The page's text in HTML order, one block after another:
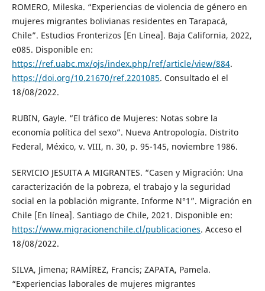
ROMERO, Mileska. “Experiencias de violencia de género en
mujeres migrantes bolivianas residentes en Tarapacá,
Chile”. Estudios Fronterizos [En Línea]. Baja California, 2022,
e085. Disponible en:
https://ref.uabc.mx/ojs/index.php/ref/article/view/884.
https://doi.org/10.21670/ref.2201085. Consultado el el
18/08/2022.
RUBIN, Gayle. “El tráfico de Mujeres: Notas sobre la
economía política del sexo”. Nueva Antropología. Distrito
Federal, México, v. VIII, n. 30, p. 95-145, noviembre 1986.
SERVICIO JESUITA A MIGRANTES. “Casen y Migración: Una
caracterización de la pobreza, el trabajo y la seguridad
social en la población migrante. Informe N°1”. Migración en
Chile [En línea]. Santiago de Chile, 2021. Disponible en:
https://www.migracionenchile.cl/publicaciones. Acceso el
18/08/2022.
SILVA, Jimena; RAMÍREZ, Francis; ZAPATA, Pamela.
“Experiencias laborales de mujeres migrantes